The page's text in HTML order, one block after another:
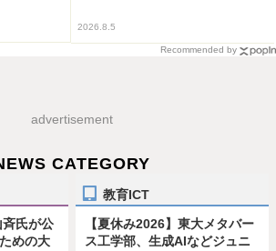
2026.8.5
Recommended by
advertisement
CATEGORY
斉氏が公
めの大
教育ICT
【夏休み2026】東大メタバー
ス工学部、生成AIなどジュニ